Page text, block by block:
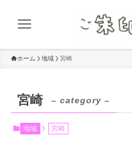
ホーム 地域 宮崎
宮崎 – category –
地域 宮崎